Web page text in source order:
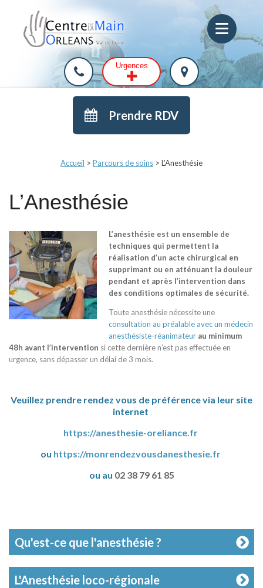
Urgences
Prendre RDV
Accueil > Parcours de soins > L’Anesthésie
L’Anesthésie
L’anesthésie est un ensemble de
techniques qui permettent la
réalisation d’un acte chirurgical en
supprimant ou en atténuant la douleur
pendant et après l’intervention dans
des conditions optimales de sécurité.
Toute anesthésie nécessite une
consultation au préalable avec un médecin
anesthésiste-réanimateur au minimum
48h avant l’intervention si cette dernière n’est pas effectuée en
urgence, sans dépasser un délai de 3 mois.
Veuillez prendre rendez vous de préférence via leur site
internet
https://anesthesie-oreliance.fr
ou https://monrendezvousdanesthesie.fr
ou au 02 38 79 61 85
Qu'est-ce que l'anesthésie ?
L'Anesthésie loco-régionale